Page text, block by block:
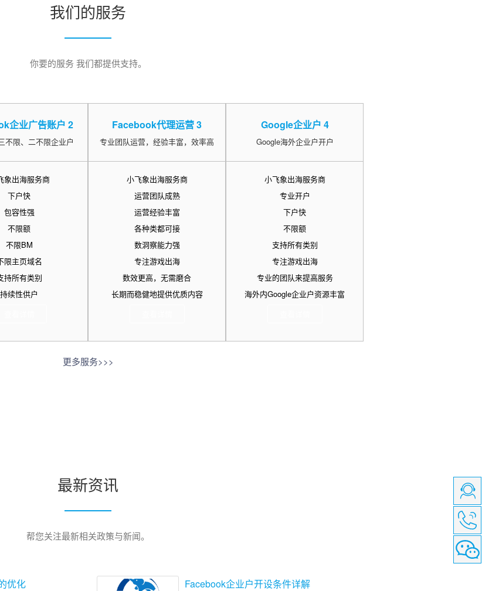
我们的服务
你要的服务 我们都提供支持。
企业广告账户 2
不限、二不限企业户
象出海服务商
下户快
包容性强
不限额
不限BM
限主页域名
持所有类别
持续性供户
Facebook代理运营 3
专业团队运营，经验丰富，效率高
小飞象出海服务商
运营团队成熟
运营经验丰富
各种类都可接
数洞察能力强
专注游戏出海
数效更高，无需磨合
长期而稳健地提供优质内容
Google企业户 4
Google海外企业户开户
小飞象出海服务商
专业开户
下户快
不限额
支持所有类别
专注游戏出海
专业的团队来提高服务
海外内Google企业户资源丰富
更多服务>>>
最新资讯
帮您关注最新相关政策与新闻。
优化 Facebook企业户开设条件详解